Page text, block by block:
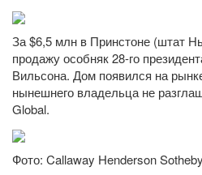
За $6,5 млн в Принстоне (штат
продажу особняк 28-го
Вильсона. Дом появился на
нынешнего владельца не
Global.
Фото: Callaway Henderson